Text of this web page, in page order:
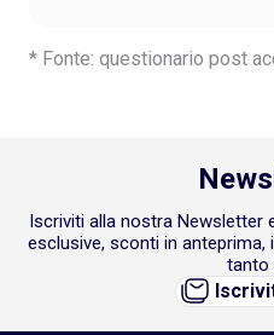
* Fonte: questionario post
Iscriviti alla nostra Newsletter
esclusive, sconti in
tanto